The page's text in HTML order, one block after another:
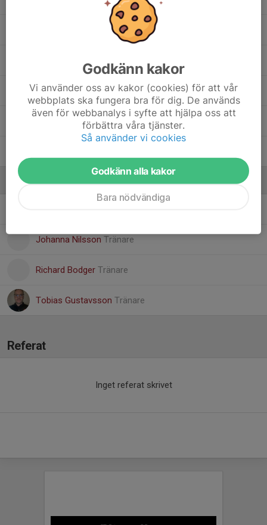
Sigrid K.
Ledare
Johanna Nilsson Tränare
Richard Bodger Tränare
Tobias Gustavsson Tränare
Referat
Inget referat skrivet
Godkänn kakor
Vi använder oss av kakor (cookies) för att vår
webbplats ska fungera bra för dig. De används
även för webbanalys i syfte att hjälpa oss att
förbättra våra tjänster.
Så använder vi cookies
Godkänn alla kakor
Bara nödvändiga